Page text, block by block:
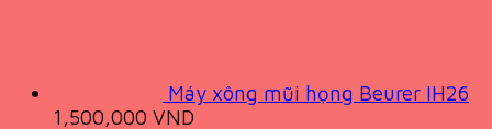
Máy xông mũi họng Beurer IH26
1,500,000 VND